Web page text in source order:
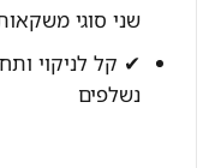
שני סוגי
✔ קל לניקוי
נשלפים